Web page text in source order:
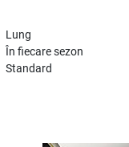
Lung
În fiecare sezon
Standard